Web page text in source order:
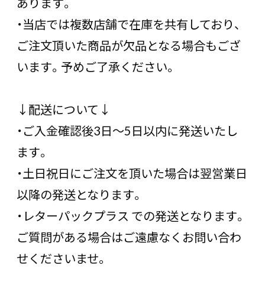
・当店では複数店舗で在庫を共有しており、
ご注文頂いた商品が欠品となる場合もござ
います。予めご了承ください。
↓配送について↓
・ご入金確認後3日〜5日以内に発送いたし
ます。
・土日祝日にご注文を頂いた場合は翌営業日
以降の発送となります。
・レターパックプラス での発送となります。
ご質問がある場合はご遠慮なくお問い合わ
せくださいませ。